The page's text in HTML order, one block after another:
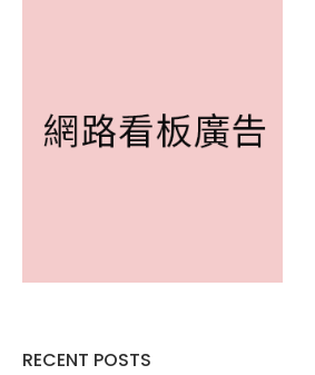
RECENT POSTS